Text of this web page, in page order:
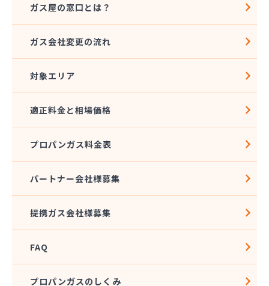
ガス屋の窓口とは？
ガス会社変更の流れ
対象エリア
適正料金と相場価格
プロパンガス料金表
パートナー会社様募集
提携ガス会社様募集
FAQ
プロパンガスのしくみ